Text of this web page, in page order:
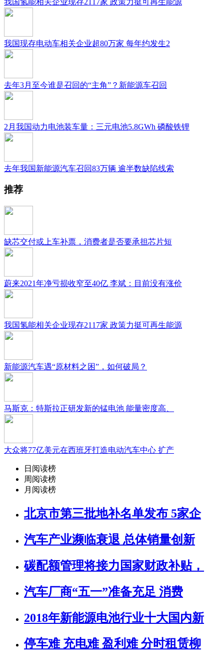
我国现存电动车相关企业超80万家 每年约发生2
去年3月至今谁是召回的“主角”？新能源车召回
2月我国动力电池装车量：三元电池5.8GWh 磷酸铁锂
去年我国新能源汽车召回83万辆 逾半数缺陷线索
推荐
缺芯交付或上车补票，消费者是否要承担芯片短
蔚来2021年净亏损收窄至40亿 李斌：目前没有涨价
我国氢能相关企业现存2117家 政策力挺可再生能源
新能源汽车遇“原材料之困”，如何破局？
马斯克：特斯拉正研发新的锰电池 能量密度高、
大众将77亿美元在西班牙打造电动汽车中心 扩产
日阅读榜
周阅读榜
月阅读榜
北京市第三批地补名单发布 5家企
汽车产业濒临衰退 总体销量创新
碳配额管理将接力国家财政补贴，
汽车厂商“五一”准备充足 消费
2018年新能源电池行业十大国内新
停车难 充电难 盈利难 分时租赁柳